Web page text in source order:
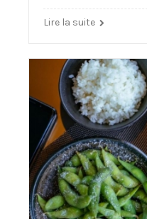
Lire la suite